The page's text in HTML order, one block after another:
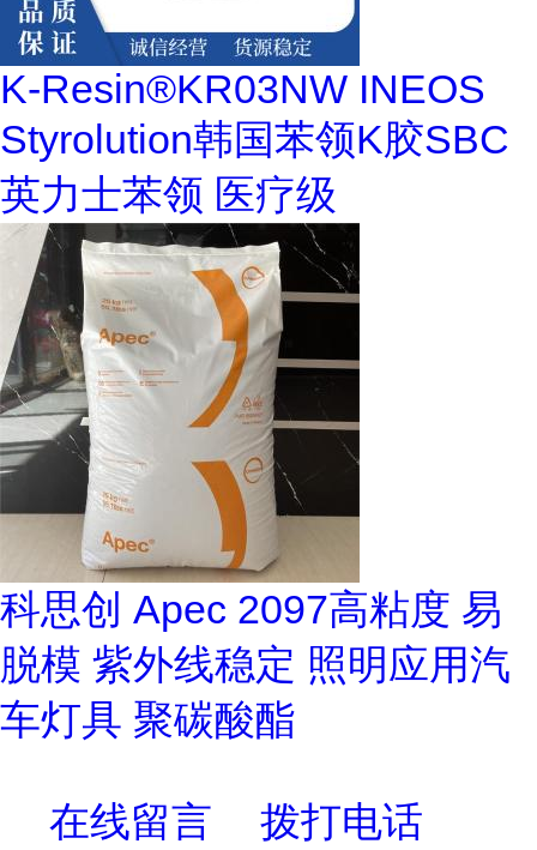
K-Resin®KR03NW INEOS
Styrolution韩国苯领K胶SBC
英力士苯领 医疗级
科思创 Apec 2097高粘度 易
脱模 紫外线稳定 照明应用汽
车灯具 聚碳酸酯
在线留言 拨打电话